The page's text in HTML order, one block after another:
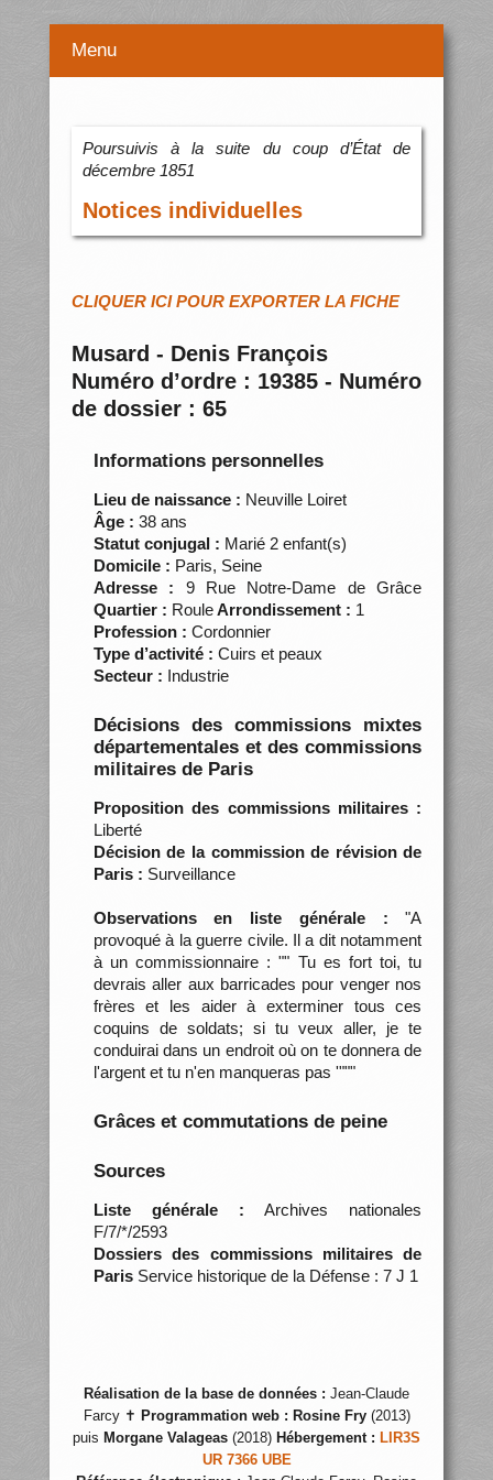
Menu
Poursuivis à la suite du coup d’État de
décembre 1851
Notices individuelles
CLIQUER ICI POUR EXPORTER LA FICHE
Musard - Denis François
Numéro d’ordre : 19385 - Numéro
de dossier : 65
Informations personnelles
Lieu de naissance : Neuville Loiret
Âge : 38 ans
Statut conjugal : Marié 2 enfant(s)
Domicile : Paris, Seine
Adresse : 9 Rue Notre-Dame de Grâce
Quartier : RouleArrondissement : 1
Profession : Cordonnier
Type d’activité : Cuirs et peaux
Secteur : Industrie
Décisions des commissions mixtes
départementales et des commissions
militaires de Paris
Proposition des commissions militaires :
Liberté
Décision de la commission de révision de
Paris : Surveillance
Observations en liste générale : "A
provoqué à la guerre civile. Il a dit notamment
à un commissionnaire : "" Tu es fort toi, tu
devrais aller aux barricades pour venger nos
frères et les aider à exterminer tous ces
coquins de soldats; si tu veux aller, je te
conduirai dans un endroit où on te donnera de
l'argent et tu n'en manqueras pas '"""
Grâces et commutations de peine
Sources
Liste générale : Archives nationales
F/7/*/2593
Dossiers des commissions militaires de
ParisService historique de la Défense : 7 J 1
Réalisation de la base de données : Jean-Claude
Farcy ✝ Programmation web : Rosine Fry(2013)
puis Morgane Valageas (2018) Hébergement : LIR3S
UR 7366 UBE